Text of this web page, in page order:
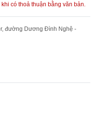
có thoả thuận bằng văn bản.
đường Dương Đình Nghệ -